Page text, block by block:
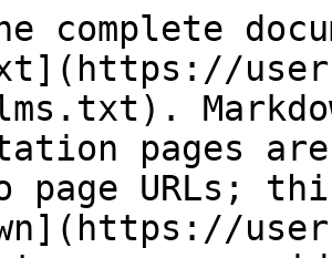
complete
pages
page URLs;